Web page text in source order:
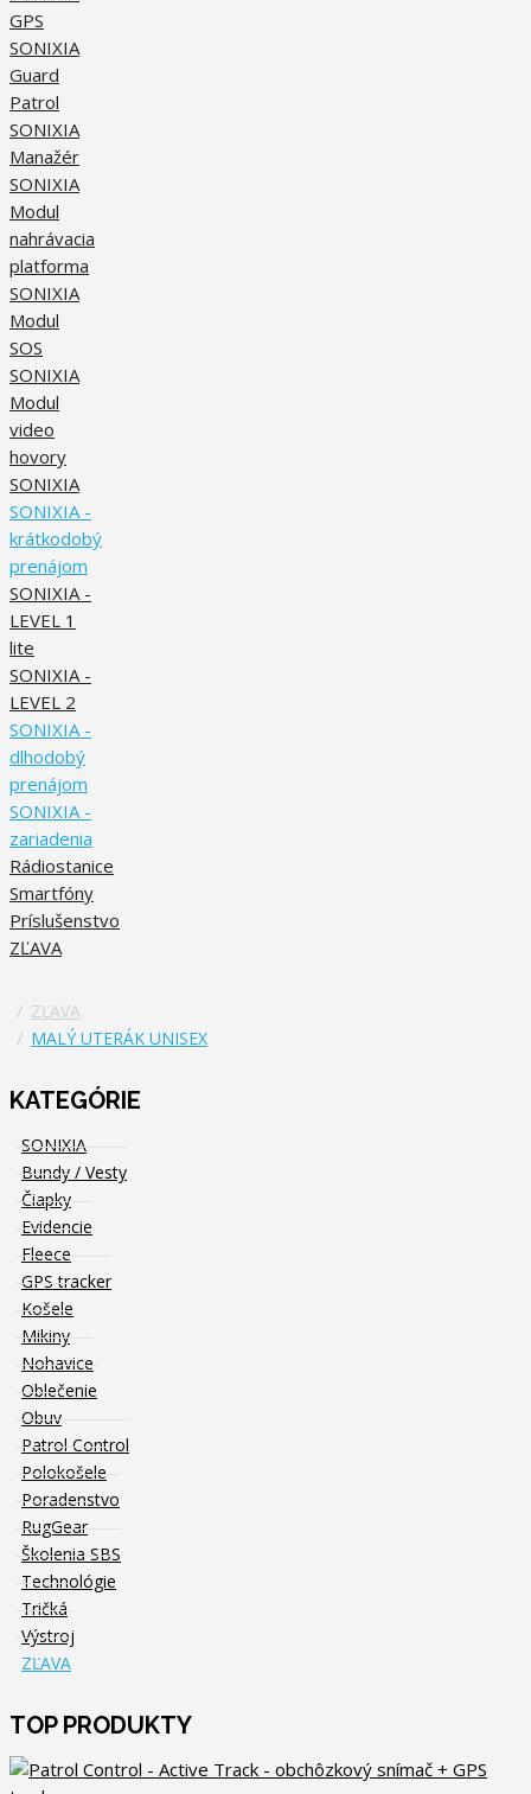
GPS
SONIXIA
Guard
Patrol
SONIXIA
Manažér
SONIXIA
Modul
nahrávacia
platforma
SONIXIA
Modul
SOS
SONIXIA
Modul
video
hovory
SONIXIA
SONIXIA -
krátkodobý
prenájom
SONIXIA -
LEVEL 1
lite
SONIXIA -
LEVEL 2
SONIXIA -
dlhodobý
prenájom
SONIXIA -
zariadenia
Rádiostanice
Smartfóny
Príslušenstvo
ZĽAVA
ZĽAVA
MALÝ UTERÁK UNISEX
KATEGÓRIE
SONIXIA
Bundy / Vesty
Čiapky
Evidencie
Fleece
GPS tracker
Košele
Mikiny
Nohavice
Oblečenie
Obuv
Patrol Control
Polokošele
Poradenstvo
RugGear
Školenia SBS
Technológie
Tričká
Výstroj
ZĽAVA
TOP PRODUKTY